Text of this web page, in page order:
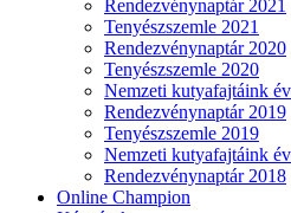
Rendezvénynaptár 2021
Tenyészszemle 2021
Rendezvénynaptár 2020
Tenyészszemle 2020
Nemzeti kutyafajtáink
Rendezvénynaptár 2019
Tenyészszemle 2019
Nemzeti kutyafajtáink
Rendezvénynaptár 2018
Online Champion